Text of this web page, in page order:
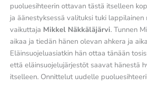
puoluesihteerin ottavan tästä itselleen
ja äänestyksessä valituksi tuki
vaikuttaja Mikkel Näkkäläjärvi. Tunnen
aikaa ja tiedän hänen olevan ahkera ja
Eläinsuojeluasiatkin hän ottaa tänään
että eläinsuojelujärjestöt saavat hänestä
itselleen. Onnittelut uudelle